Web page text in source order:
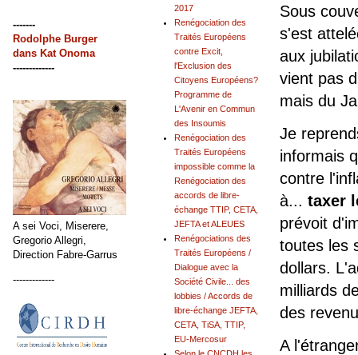
Sous
s'est
aux
vient pas
mais du
Je
informais
contre
à... taxer
prévoit
toutes les
dollars.
milliards
des
A
2017
Renégociation des
Traités Européens
contre Excit,
l'Exclusion des
Citoyens Européens?
Programme de
L'Avenir en Commun
des Insoumis
Renégociation des
Traités Européens
impossible comme la
Renégociation des
accords de libre-
échange TTIP, CETA,
JEFTA et ALEUES
Renégociations des
Traités Européens /
Dialogue avec la
Société Civile... des
lobbies / Accords de
libre-échange JEFTA,
CETA, TiSA, TTIP,
EU-Mercosur
-------
Rodolphe Burger
dans Kat Onoma
-------------
A sei Voci, Miserere,
Gregorio Allegri,
Direction Fabre-Garrus
-------------